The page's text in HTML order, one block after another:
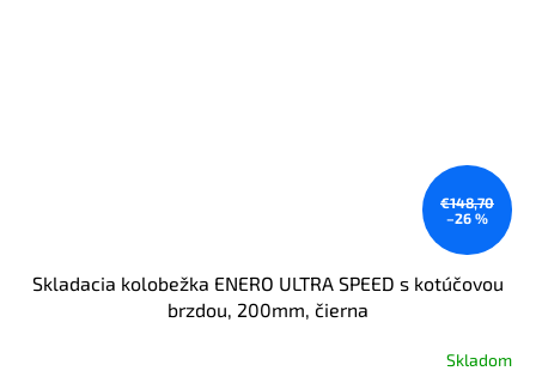
€148,70
–26 %
Skladacia kolobežka ENERO ULTRA SPEED s kotúčovou
brzdou, 200mm, čierna
Skladom